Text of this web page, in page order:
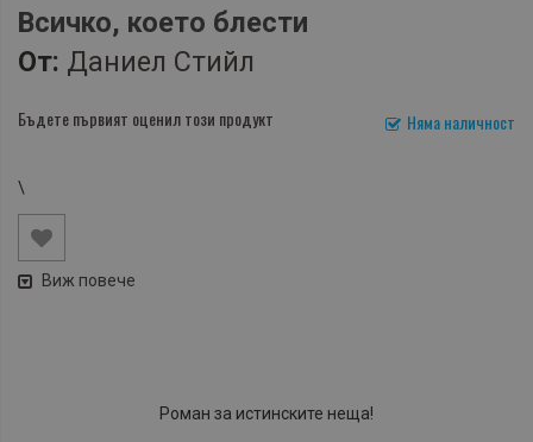
Всичко, което блести
От: Даниел Стийл
Няма наличност
Бъдете първият оценил този продукт
\
Виж повече
Роман за истинските неща!